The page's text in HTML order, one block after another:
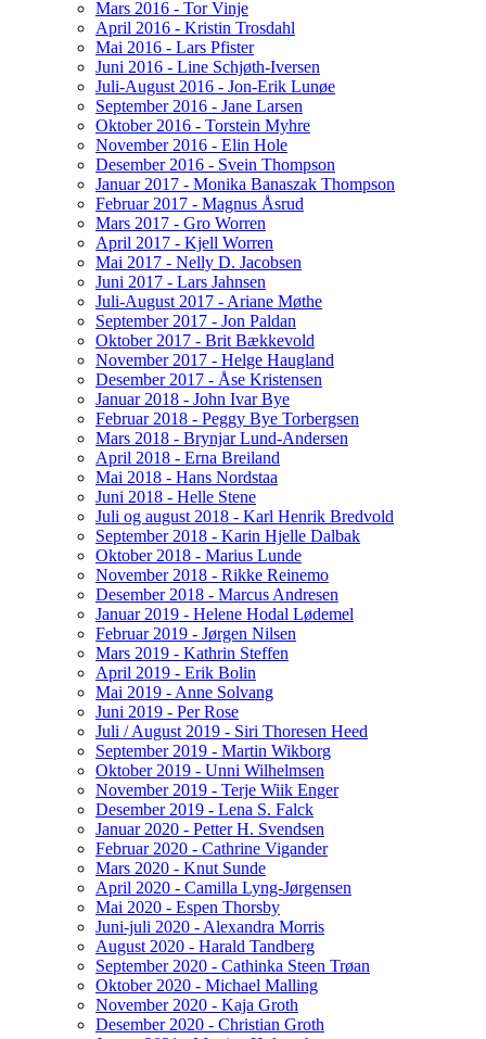
Mars 2016 - Tor Vinje
April 2016 - Kristin Trosdahl
Mai 2016 - Lars Pfister
Juni 2016 - Line Schjøth-Iversen
Juli-August 2016 - Jon-Erik Lunøe
September 2016 - Jane Larsen
Oktober 2016 - Torstein Myhre
November 2016 - Elin Hole
Desember 2016 - Svein Thompson
Januar 2017 - Monika Banaszak Thompson
Februar 2017 - Magnus Åsrud
Mars 2017 - Gro Worren
April 2017 - Kjell Worren
Mai 2017 - Nelly D. Jacobsen
Juni 2017 - Lars Jahnsen
Juli-August 2017 - Ariane Møthe
September 2017 - Jon Paldan
Oktober 2017 - Brit Bækkevold
November 2017 - Helge Haugland
Desember 2017 - Åse Kristensen
Januar 2018 - John Ivar Bye
Februar 2018 - Peggy Bye Torbergsen
Mars 2018 - Brynjar Lund-Andersen
April 2018 - Erna Breiland
Mai 2018 - Hans Nordstaa
Juni 2018 - Helle Stene
Juli og august 2018 - Karl Henrik Bredvold
September 2018 - Karin Hjelle Dalbak
Oktober 2018 - Marius Lunde
November 2018 - Rikke Reinemo
Desember 2018 - Marcus Andresen
Januar 2019 - Helene Hodal Lødemel
Februar 2019 - Jørgen Nilsen
Mars 2019 - Kathrin Steffen
April 2019 - Erik Bolin
Mai 2019 - Anne Solvang
Juni 2019 - Per Rose
Juli / August 2019 - Siri Thoresen Heed
September 2019 - Martin Wikborg
Oktober 2019 - Unni Wilhelmsen
November 2019 - Terje Wiik Enger
Desember 2019 - Lena S. Falck
Januar 2020 - Petter H. Svendsen
Februar 2020 - Cathrine Vigander
Mars 2020 - Knut Sunde
April 2020 - Camilla Lyng-Jørgensen
Mai 2020 - Espen Thorsby
Juni-juli 2020 - Alexandra Morris
August 2020 - Harald Tandberg
September 2020 - Cathinka Steen Trøan
Oktober 2020 - Michael Malling
November 2020 - Kaja Groth
Desember 2020 - Christian Groth